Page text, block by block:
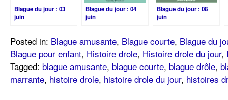
Blague du jour : 03
juin
Blague du jour : 04
juin
Blague du jour : 08
juin
Posted in: Blague amusante, Blague courte, Blague du
Blague pour enfant, Histoire drole, Histoire drole du jour,
Tagged: blague amusante, blague courte, blague drôle,
marrante, histoire drole, histoire drole du jour, histoires